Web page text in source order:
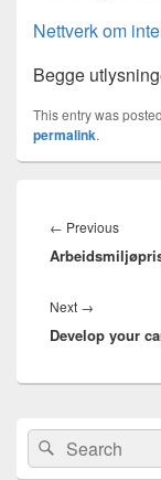
Nettverk om
Begge
This entry was
permalink.
← Previous
post:
Next →
post:
Develop your
Primary
Sidebar
Widget
Search
for:
Search